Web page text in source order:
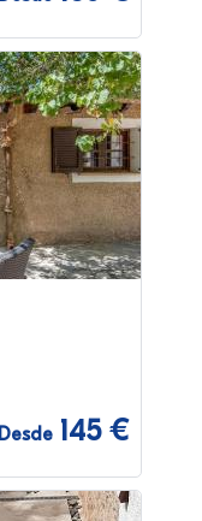
Desde 145 €